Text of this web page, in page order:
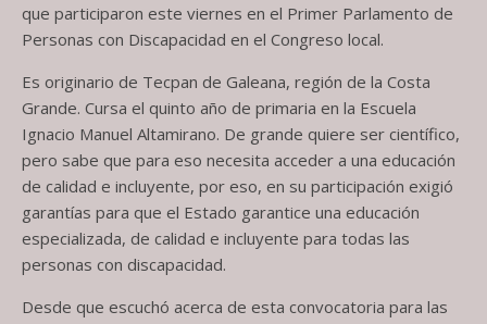
que participaron este viernes en el Primer Parlamento de
Personas con Discapacidad en el Congreso local.
Es originario de Tecpan de Galeana, región de la Costa
Grande. Cursa el quinto año de primaria en la Escuela
Ignacio Manuel Altamirano. De grande quiere ser científico,
pero sabe que para eso necesita acceder a una educación
de calidad e incluyente, por eso, en su participación exigió
garantías para que el Estado garantice una educación
especializada, de calidad e incluyente para todas las
personas con discapacidad.
Desde que escuchó acerca de esta convocatoria para las